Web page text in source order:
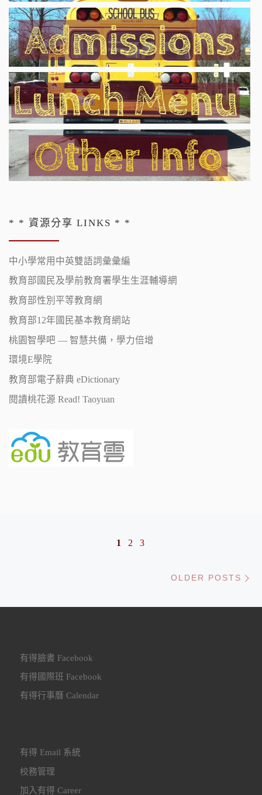
* * 資源分享 LINKS * *
中小學常用中英雙語詞彙彙編
教育部國民及學前教育署學生生涯輔導網
教育部性別平等教育網
教育部12年國民基本教育網站
桃園智學吧 — 智慧共備，學力倍增
環境E學院
教育部電子辭典 eDictionary
閱讀桃花源 Read! Taoyuan
1 2 3
OLDER POSTS
有得臉書 Facebook
有得國際班 Facebook
有得行事曆 Calendar
有得 Email 系統
校務管理
加入有得 Career